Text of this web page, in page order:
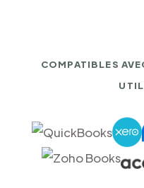
COMPATIBLES